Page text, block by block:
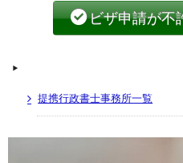
ビザ申請が不
提携行政書士事務所一覧